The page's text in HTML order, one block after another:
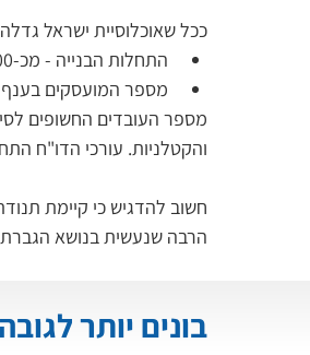
ככל שאוכלוסיית ישראל
התחלות הבנייה - מכ-30,000 התחלות בנייה ב-2010 לכ-55,000 התחלות בנייה ב-2019.
מספר המועסקים בענף – מכ-227 אלף בשנת 2010 לכ-
​מספר העובדים החשופים
והקטלניות. עורכי הדו"ח התחשבו
הרבה שנעשית בנושא הגברת
בונים יותר